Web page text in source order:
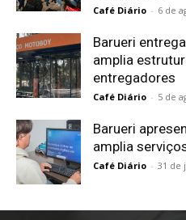
Café Diário - 6 de
Barueri
amplia
entregadores
Café Diário - 5 de
Barueri
amplia
Café Diário - 31 de